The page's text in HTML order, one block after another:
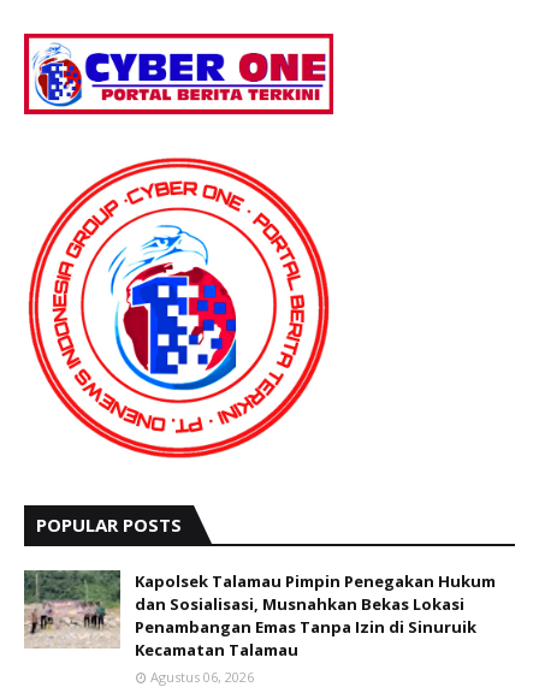
POPULAR POSTS
Kapolsek Talamau Pimpin Penegakan Hukum
dan Sosialisasi, Musnahkan Bekas Lokasi
Penambangan Emas Tanpa Izin di Sinuruik
Kecamatan Talamau
Agustus 06, 2026